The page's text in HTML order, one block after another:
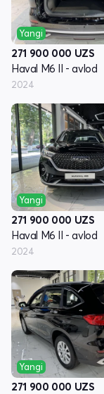
Yangi
271 900 000 UZS
Haval M6 II - avlod
2024
Yangi
271 900 000 UZS
Haval M6 II - avlod
2024
Yangi
271 900 000 UZS